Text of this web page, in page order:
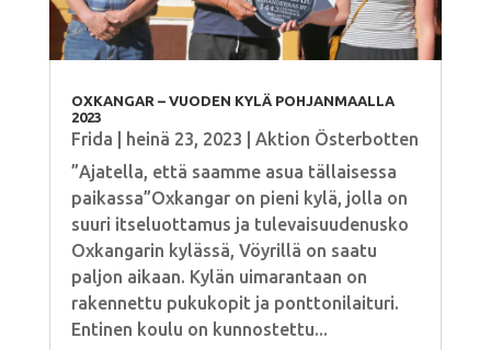
OXKANGAR – VUODEN KYLÄ POHJANMAALLA
2023
Frida heinä 23, 2023
Aktion Österbotten
”Ajatella, että saamme asua tällaisessa
paikassa”Oxkangar on pieni kylä, jolla on
suuri itseluottamus ja tulevaisuudenusko
Oxkangarin kylässä, Vöyrillä on saatu
paljon aikaan. Kylän uimarantaan on
rakennettu pukukopit ja ponttonilaituri.
Entinen koulu on kunnostettu...